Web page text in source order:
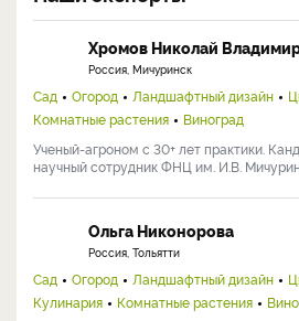
Хромов Николай
Россия, Мичуринск
Сад Огород Ландшафтный дизайн
Комнатные растения
Виноград
Ученый-агроном с 30+ лет практики.
научный сотрудник ФНЦ им. И.В.
Ольга Никонорова
Россия, Тольятти
Сад Огород Ландшафтный дизайн
Кулинария
Комнатные растения